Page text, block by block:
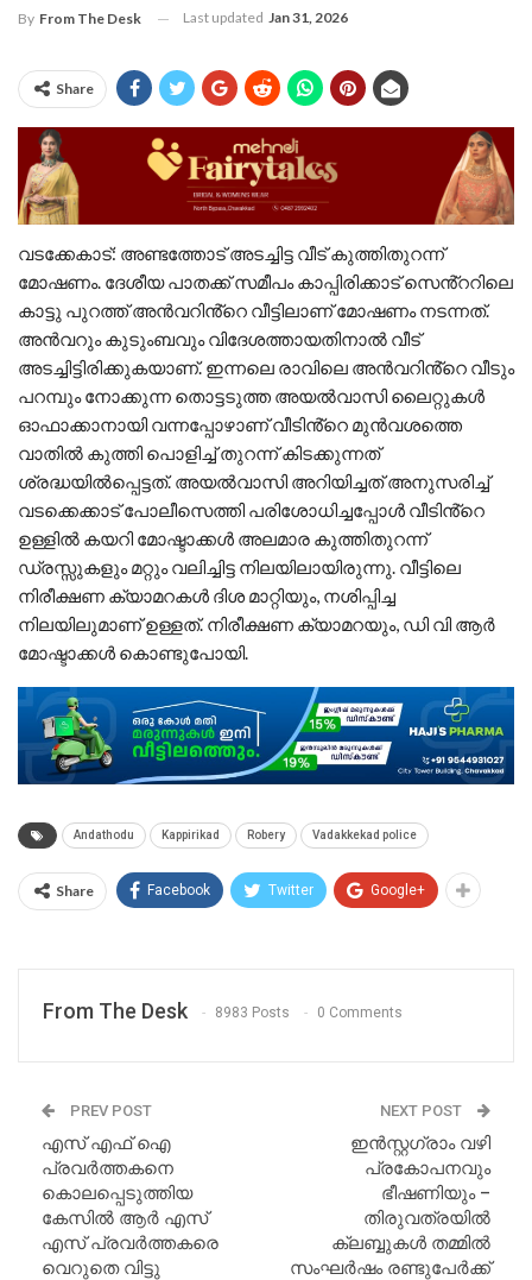
By From The Desk Last updated Jan 31, 2026
Share
വടക്കേകാട്: അണ്ടത്തോട് അടച്ചിട്ട വീട് കുത്തിതുറന്ന്
മോഷണം. ദേശീയ പാതക്ക് സമീപം കാപ്പിരിക്കാട് സെൻ്ററിലെ
കാട്ടു പുറത്ത് അൻവറിൻ്റെ വീട്ടിലാണ് മോഷണം നടന്നത്.
അൻവറും കുടുംബവും വിദേശത്തായതിനാൽ വീട്
അടച്ചിട്ടിരിക്കുകയാണ്. ഇന്നലെ രാവിലെ അൻവറിൻ്റെ വീടും
പറമ്പും നോക്കുന്ന തൊട്ടടുത്ത അയൽവാസി ലൈറ്റുകൾ
ഓഫാക്കാനായി വന്നപ്പോഴാണ് വീടിൻ്റെ മുൻവശത്തെ
വാതിൽ കുത്തി പൊളിച്ച് തുറന്ന് കിടക്കുന്നത്
ശ്രദ്ധയിൽപ്പെട്ടത്. അയൽവാസി അറിയിച്ചത് അനുസരിച്ച്
വടക്കെക്കാട് പോലീസെത്തി പരിശോധിച്ചപ്പോൾ വീടിൻ്റെ
ഉള്ളിൽ കയറി മോഷ്ടാക്കൾ അലമാര കുത്തിതുറന്ന്
ഡ്രസ്സുകളും മറ്റും വലിച്ചിട്ട നിലയിലായിരുന്നു. വീട്ടിലെ
നിരീക്ഷണ ക്യാമറകൾ ദിശ മാറ്റിയും, നശിപ്പിച്ച
നിലയിലുമാണ് ഉള്ളത്. നിരീക്ഷണ ക്യാമറയും, ഡി വി ആർ
മോഷ്ടാക്കൾ കൊണ്ടുപോയി.
Andathodu Kappirikad Robery Vadakkekad police
Share Facebook Twitter Google+
From The Desk 8983 Posts 0 Comments
PREV POST
എസ് എഫ് ഐ
പ്രവർത്തകനെ
കൊലപ്പെടുത്തിയ
കേസിൽ ആർ എസ്
എസ് പ്രവർത്തകരെ
വെറുതെ വിട്ടു
NEXT POST
ഇൻസ്റ്റഗ്രാം വഴി
പ്രകോപനവും
ഭീഷണിയും –
തിരുവത്രയിൽ
ക്ലബ്ബുകൾ തമ്മിൽ
സംഘർഷം രണ്ടുപേർക്ക്